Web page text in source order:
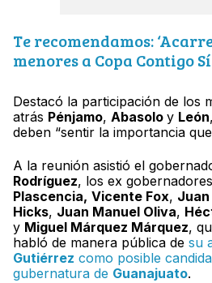
Te recomendamos:
menores a Copa Contigo
Destacó la participación de los
atrás Pénjamo, Abasolo y León
deben “sentir la importancia
A la reunión asistió el
Rodríguez, los ex gobernadores
Plascencia, Vicente Fox, Juan
Hicks, Juan Manuel Oliva,
y Miguel Márquez Márquez,
habló de manera pública de su
Gutiérrez como posible
gubernatura de Guanajuato.